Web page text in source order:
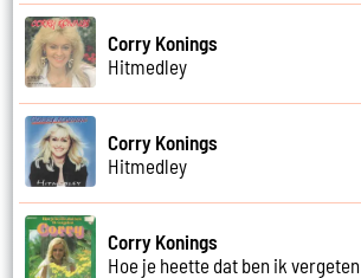
Corry Konings
Hitmedley
Corry Konings
Hitmedley
Corry Konings
Hoe je heette dat ben ik vergeten